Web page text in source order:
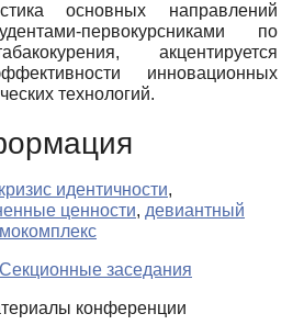
основных направлений
первокурсниками по
акцентируется
инновационных
технологий.
кризис идентичности,
ценности, девиантный
Секционные заседания
конференции